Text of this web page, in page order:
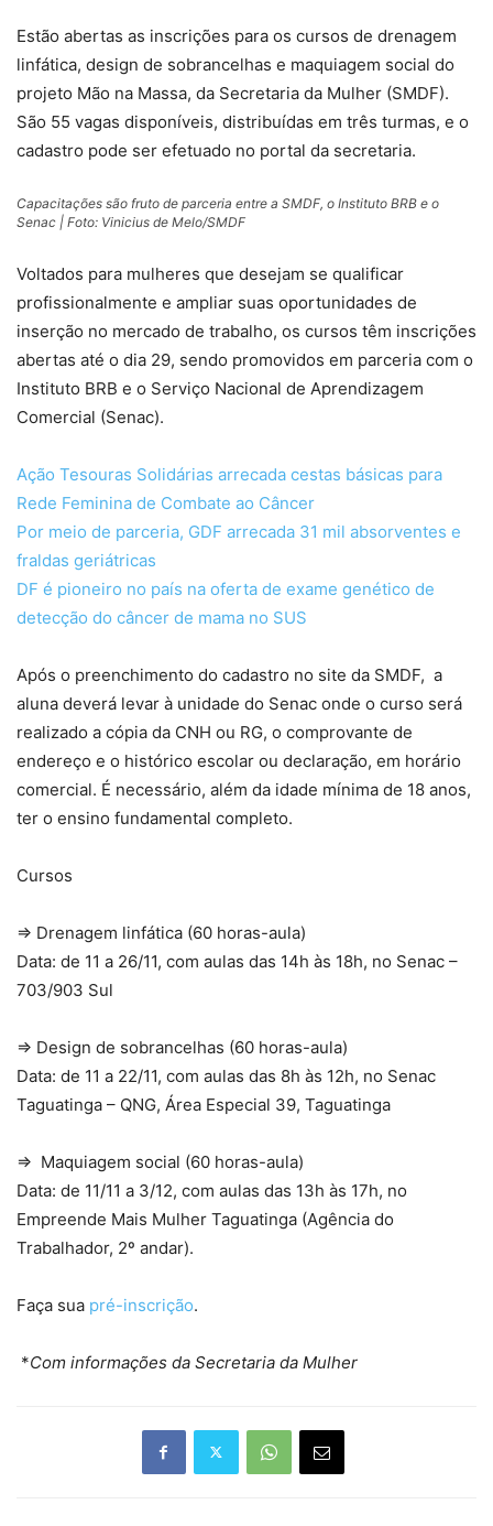
Estão abertas as inscrições para os cursos de drenagem
linfática, design de sobrancelhas e maquiagem social do
projeto Mão na Massa, da Secretaria da Mulher (SMDF).
São 55 vagas disponíveis, distribuídas em três turmas, e o
cadastro pode ser efetuado no portal da secretaria.
Capacitações são fruto de parceria entre a SMDF, o Instituto BRB e o
Senac | Foto: Vinicius de Melo/SMDF
Voltados para mulheres que desejam se qualificar
profissionalmente e ampliar suas oportunidades de
inserção no mercado de trabalho, os cursos têm inscrições
abertas até o dia 29, sendo promovidos em parceria com o
Instituto BRB e o Serviço Nacional de Aprendizagem
Comercial (Senac).
Ação Tesouras Solidárias arrecada cestas básicas para
Rede Feminina de Combate ao Câncer
Por meio de parceria, GDF arrecada 31 mil absorventes e
fraldas geriátricas
DF é pioneiro no país na oferta de exame genético de
detecção do câncer de mama no SUS
Após o preenchimento do cadastro no site da SMDF, a
aluna deverá levar à unidade do Senac onde o curso será
realizado a cópia da CNH ou RG, o comprovante de
endereço e o histórico escolar ou declaração, em horário
comercial. É necessário, além da idade mínima de 18 anos,
ter o ensino fundamental completo.
Cursos
⇒ Drenagem linfática (60 horas-aula)
Data: de 11 a 26/11, com aulas das 14h às 18h, no Senac –
703/903 Sul
⇒ Design de sobrancelhas (60 horas-aula)
Data: de 11 a 22/11, com aulas das 8h às 12h, no Senac
Taguatinga – QNG, Área Especial 39, Taguatinga
⇒ Maquiagem social (60 horas-aula)
Data: de 11/11 a 3/12, com aulas das 13h às 17h, no
Empreende Mais Mulher Taguatinga (Agência do
Trabalhador, 2º andar).
Faça sua pré-inscrição.
*Com informações da Secretaria da Mulher